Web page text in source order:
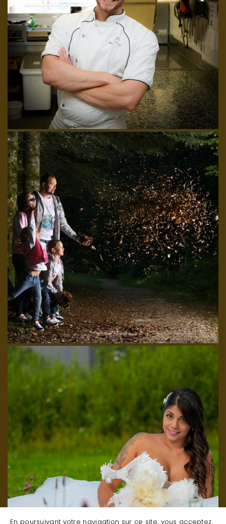
En poursuivant votre navigation sur ce site, vous acceptez